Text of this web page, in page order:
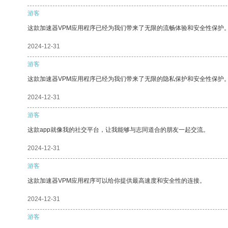
游客
这款加速器VPM应用程序已经为我们带来了无限的流畅体验和安全性保护
2024-12-31
游客
这款加速器VPM应用程序已经为我们带来了无限的隐私保护和安全性保护
2024-12-31
游客
这款app就像我的社交平台，让我能够与志同道合的朋友一起交流。
2024-12-31
游客
这款加速器VPM应用程序可以给你提供最高速度和安全性的连接。
2024-12-31
游客